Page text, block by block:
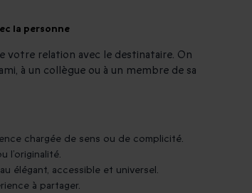
la personne
votre relation avec le destinataire. On
à un collègue ou à un membre de sa
chargée de sens ou de complicité.
l’originalité.
élégant, accessible et universel.
à partager.